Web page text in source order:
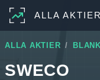
ALLA AKTIER
ALLA AKTIER
SWECO